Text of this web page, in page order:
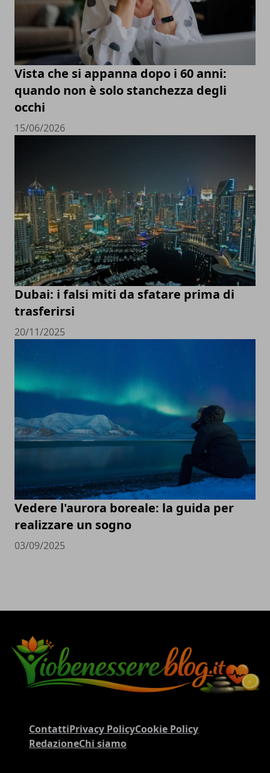
Vista che si appanna dopo i 60 anni:
quando non è solo stanchezza degli
occhi
15/06/2026
Dubai: i falsi miti da sfatare prima di
trasferirsi
20/11/2025
Vedere l'aurora boreale: la guida per
realizzare un sogno
03/09/2025
ContattiPrivacy PolicyCookie Policy
RedazioneChi siamo